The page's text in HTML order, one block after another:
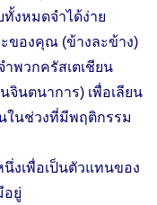
งหมดจำได้ง่าย
ของคุณ (ข้างละข้าง)
ำพวกครัสเตเชียน
จินตนาการ) เพื่อเลียน
ในช่วงที่มีพฤติกรรม
งเพื่อเป็นตัวแทนของ
อยู่